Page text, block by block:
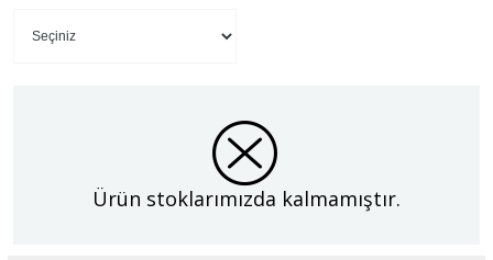
Ürün stoklarımızda kalmamıştır.